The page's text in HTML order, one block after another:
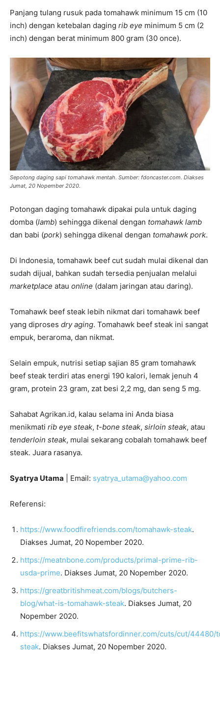
Panjang tulang rusuk pada tomahawk minimum 15 cm (10
inch) dengan ketebalan daging rib eye minimum 5 cm (2
inch) dengan berat minimum 800 gram (30 once).
Sepotong daging sapi tomahawk mentah. Sumber: fdoncaster.com. Diakses
Jumat, 20 Nopember 2020.
Potongan daging tomahawk dipakai pula untuk daging
domba (lamb) sehingga dikenal dengan tomahawk lamb
dan babi (pork) sehingga dikenal dengan tomahawk pork.
Di Indonesia, tomahawk beef cut sudah mulai dikenal dan
sudah dijual, bahkan sudah tersedia penjualan melalui
marketplace atau online (dalam jaringan atau daring).
Tomahawk beef steak lebih nikmat dari tomahawk beef
yang diproses dry aging. Tomahawk beef steak ini sangat
empuk, beraroma, dan nikmat.
Selain empuk, nutrisi setiap sajian 85 gram tomahawk
beef steak terdiri atas energi 190 kalori, lemak jenuh 4
gram, protein 23 gram, zat besi 2,2 mg, dan seng 5 mg.
Sahabat Agrikan.id, kalau selama ini Anda biasa
menikmati rib eye steak, t-bone steak, sirloin steak, atau
tenderloin steak, mulai sekarang cobalah tomahawk beef
steak. Juara rasanya.
Syatrya Utama | Email: syatrya_utama@yahoo.com
Referensi:
https://www.foodfirefriends.com/tomahawk-steak.
Diakses Jumat, 20 Nopember 2020.
https://meatnbone.com/products/primal-prime-rib-
usda-prime. Diakses Jumat, 20 Nopember 2020.
https://greatbritishmeat.com/blogs/butchers-
blog/what-is-tomahawk-steak. Diakses Jumat, 20
Nopember 2020.
https://www.beefitswhatsfordinner.com/cuts/cut/44480/
steak. Diakses Jumat, 20 Nopember 2020.